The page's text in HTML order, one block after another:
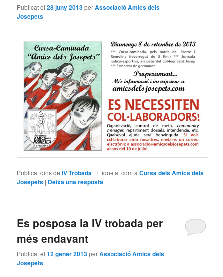
Publicat el28 juny 2013perAssociació Amics dels
Josepets
Publicat dins de IV Trobada | Etiquetat com a Cursa dels Amics dels
Josepets | Deixa una resposta
Es posposa la IV trobada per
més endavant
Publicat el12 gener 2013perAssociació Amics dels
Josepets